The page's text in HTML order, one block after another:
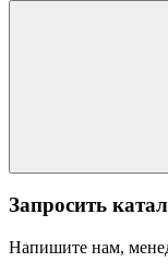
Запросить
Напишите нам,